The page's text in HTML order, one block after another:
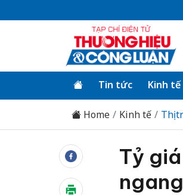
Tin tức Kinh tế
Home Kinh tế Thị
Tỷ